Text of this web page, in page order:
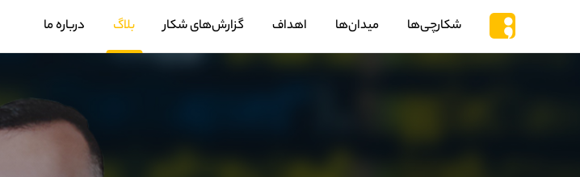
شکارچی‌ها میدان‌ها اهداف گزارش‌های شکار بلاگ درباره ما